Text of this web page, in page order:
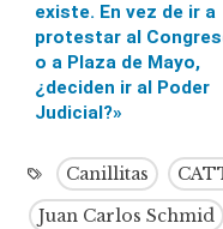
existe. En vez de ir a
protestar al
o a Plaza de Mayo,
¿deciden ir al Poder
Judicial?»
Canillitas
Juan Carlos Schmid